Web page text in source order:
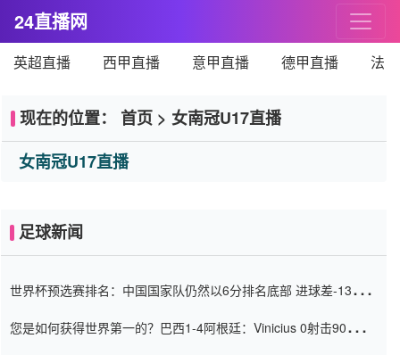
24直播网
英超直播 西甲直播 意甲直播 德甲直播 法
现在的位置： 首页 > 女南冠U17直播
女南冠U17直播
足球新闻
世界杯预选赛排名：中国国家队仍然以6分排名底部 进球差-13令人
您是如何获得世界第一的？巴西1-4阿根廷：Vinicius 0射击90分钟